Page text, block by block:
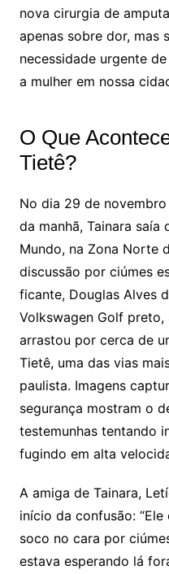
nova cirurgia de
apenas sobre dor, mas
necessidade urgente
a mulher em nossa
O Que
Tietê?
No dia 29 de
da manhã, Tainara
Mundo, na Zona Norte
discussão por ciúmes
ficante, Douglas Alves
Volkswagen Golf
arrastou por cerca de
Tietê, uma das vias
paulista. Imagens
segurança mostram o
testemunhas tentando
fugindo em alta
A amiga de Tainara,
início da confusão:
soco no cara por
estava esperando lá